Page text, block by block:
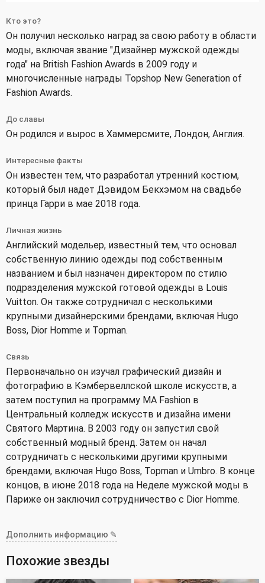
Кто это?
Он получил несколько наград за свою работу в области
моды, включая звание "Дизайнер мужской одежды
года" на British Fashion Awards в 2009 году и
многочисленные награды Topshop New Generation of
Fashion Awards.
До славы
Он родился и вырос в Хаммерсмите, Лондон, Англия.
Интересные факты
Он известен тем, что разработал утренний костюм,
который был надет Дэвидом Бекхэмом на свадьбе
принца Гарри в мае 2018 года.
Личная жизнь
Английский модельер, известный тем, что основал
собственную линию одежды под собственным
названием и был назначен директором по стилю
подразделения мужской готовой одежды в Louis
Vuitton. Он также сотрудничал с несколькими
крупными дизайнерскими брендами, включая Hugo
Boss, Dior Homme и Topman.
Связь
Первоначально он изучал графический дизайн и
фотографию в Кэмбервеллской школе искусств, а
затем поступил на программу MA Fashion в
Центральный колледж искусств и дизайна имени
Святого Мартина. В 2003 году он запустил свой
собственный модный бренд. Затем он начал
сотрудничать с несколькими другими крупными
брендами, включая Hugo Boss, Topman и Umbro. В конце
концов, в июне 2018 года на Неделе мужской моды в
Париже он заключил сотрудничество с Dior Homme.
Дополнить информацию ✎
Похожие звезды